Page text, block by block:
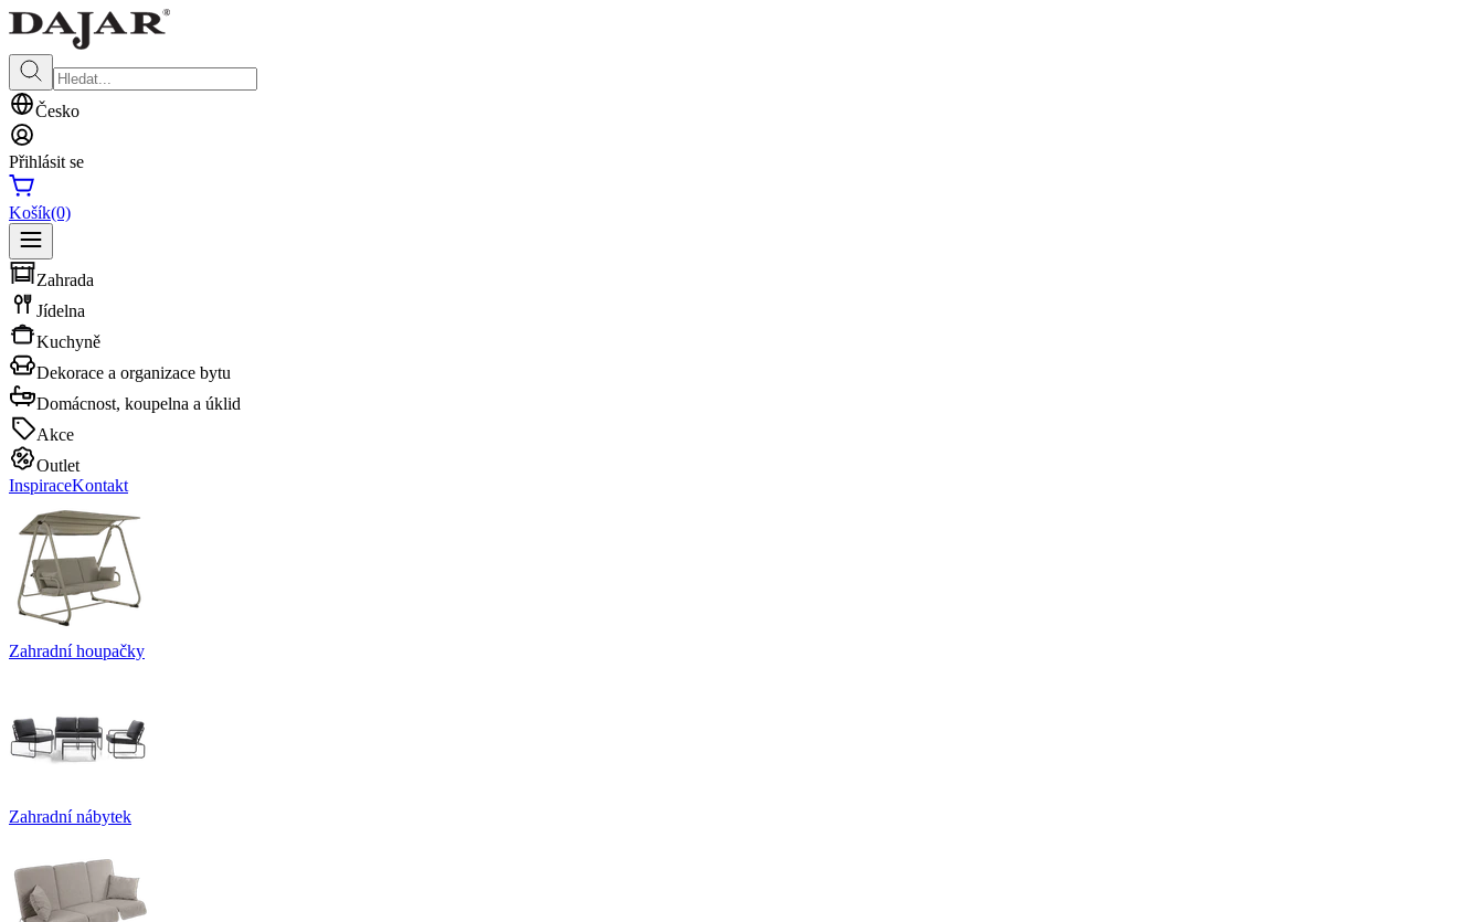
Česko
Přihlásit se
Košík(0)
Zahrada
Jídelna
Kuchyně
Dekorace a organizace bytu
Domácnost, koupelna a úklid
Akce
Outlet
InspiraceKontakt
Zahradní houpačky
Zahradní nábytek